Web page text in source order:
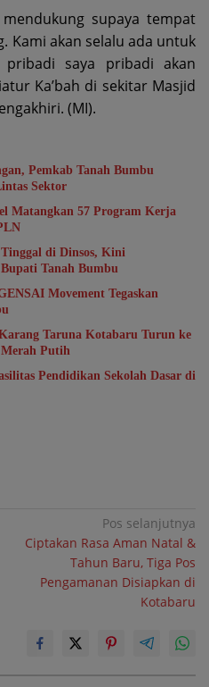
supaya tempat
Kami akan selalu ada untuk
pribadi saya pribadi akan
Ka’bah di sekitar Masjid
(MI).
Pemkab Tanah Bumbu
Sektor
Matangkan 57 Program Kerja
di Dinsos, Kini
Tanah Bumbu
Movement Tegaskan
Taruna Kotabaru Turun ke
Putih
Pendidikan Sekolah Dasar di
Pos selanjutnya
Ciptakan Rasa Aman Natal &
Tahun Baru, Tiga Pos
Pengamanan Disiapkan di
Kotabaru